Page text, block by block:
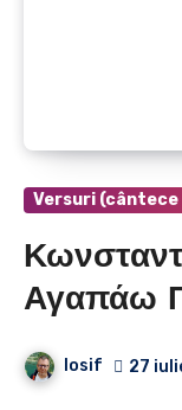
Versuri (cântece
Αγαπάω
Argyros –
Iosif 27